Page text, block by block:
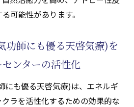
可能性があります。
功師にも優る天啓気療)を
ンターの活性化
にも優る天啓気療)は、エネルギ
ラを活性化するための効果的な